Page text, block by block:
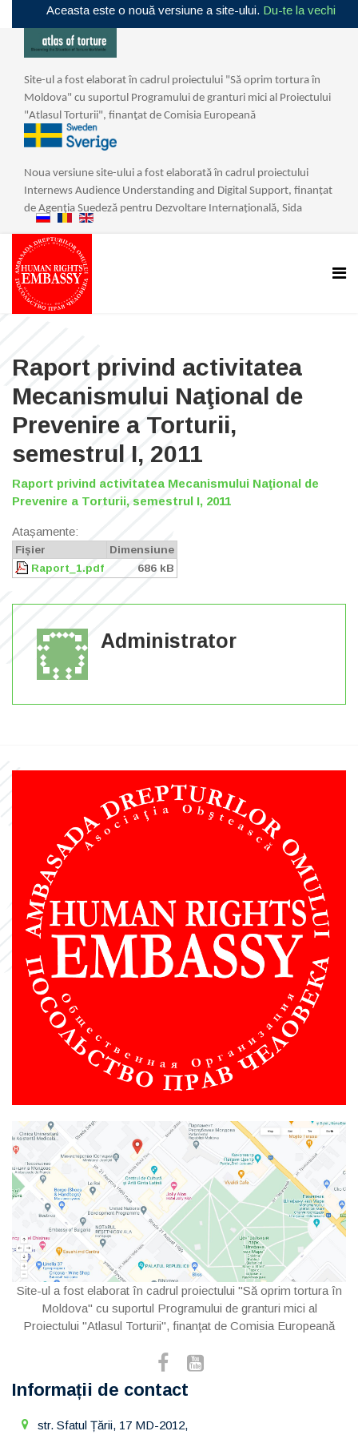
Aceasta este o nouă versiune a site-ului. Du-te la vechi
Site-ul a fost elaborat în cadrul proiectului "Să oprim tortura în
Moldova" cu suportul Programului de granturi mici al Proiectului
"Atlasul Torturii", finanţat de Comisia Europeană
Noua versiune site-ului a fost elaborată în cadrul proiectului
Internews Audience Understanding and Digital Support, finanţat
de Agenția Suedeză pentru Dezvoltare Internațională, Sida
Raport privind activitatea
Mecanismului Naţional de
Prevenire a Torturii,
semestrul I, 2011
Raport privind activitatea Mecanismului Naţional de
Prevenire a Torturii, semestrul I, 2011
Atașamente:
Fișier
Dimensiune
Raport_1.pdf
686 kB
Administrator
Site-ul a fost elaborat în cadrul proiectului "Să oprim tortura în
Moldova" cu suportul Programului de granturi mici al
Proiectului "Atlasul Torturii", finanţat de Comisia Europeană
Informații de contact
str. Sfatul Țării, 17 MD-2012,